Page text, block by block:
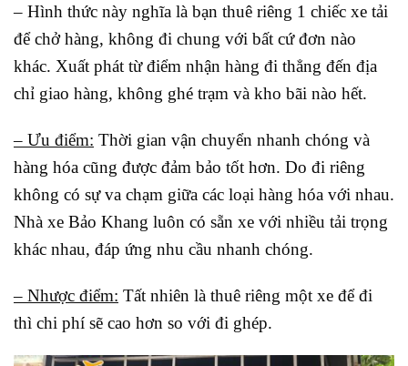
– Hình thức này nghĩa là bạn thuê riêng 1 chiếc xe tải
để chở hàng, không đi chung với bất cứ đơn nào
khác. Xuất phát từ điểm nhận hàng đi thẳng đến địa
chỉ giao hàng, không ghé trạm và kho bãi nào hết.
– Ưu điểm: Thời gian vận chuyển nhanh chóng và
hàng hóa cũng được đảm bảo tốt hơn. Do đi riêng
không có sự va chạm giữa các loại hàng hóa với nhau.
Nhà xe Bảo Khang luôn có sẵn xe với nhiều tải trọng
khác nhau, đáp ứng nhu cầu nhanh chóng.
– Nhược điểm: Tất nhiên là thuê riêng một xe để đi
thì chi phí sẽ cao hơn so với đi ghép.